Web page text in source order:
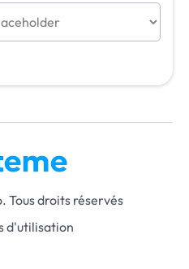
Tous droits réservés
d'utilisation